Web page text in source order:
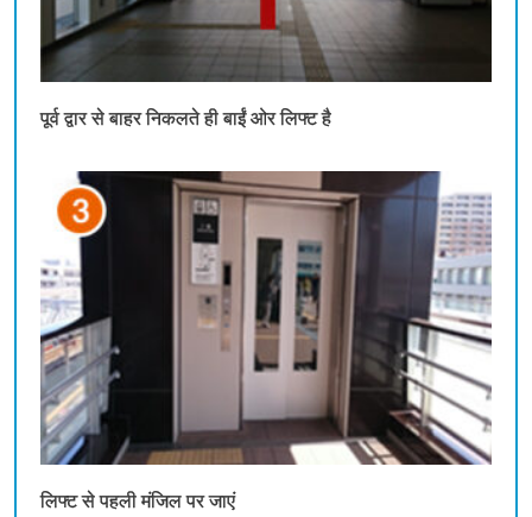
पूर्व द्वार से बाहर निकलते ही बाईं ओर लिफ्ट है
लिफ्ट से पहली मंजिल पर जाएं